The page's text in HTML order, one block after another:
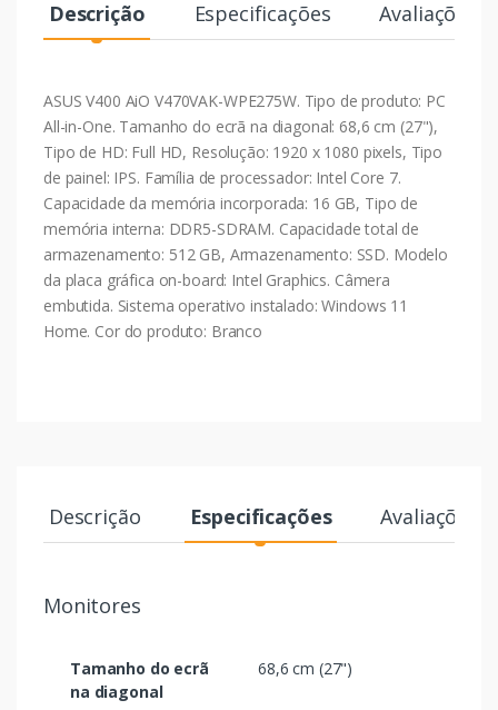
Descrição Especificações Avaliações
ASUS V400 AiO V470VAK-WPE275W. Tipo de produto: PC
All-in-One. Tamanho do ecrã na diagonal: 68,6 cm (27"),
Tipo de HD: Full HD, Resolução: 1920 x 1080 pixels, Tipo
de painel: IPS. Família de processador: Intel Core 7.
Capacidade da memória incorporada: 16 GB, Tipo de
memória interna: DDR5-SDRAM. Capacidade total de
armazenamento: 512 GB, Armazenamento: SSD. Modelo
da placa gráfica on-board: Intel Graphics. Câmera
embutida. Sistema operativo instalado: Windows 11
Home. Cor do produto: Branco
Descrição Especificações Avaliações
Monitores
Tamanho do ecrã
na diagonal
68,6 cm (27")